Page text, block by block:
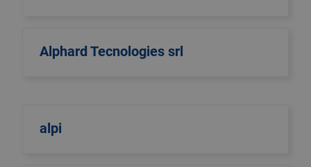
Alphard Tecnologies srl
alpi